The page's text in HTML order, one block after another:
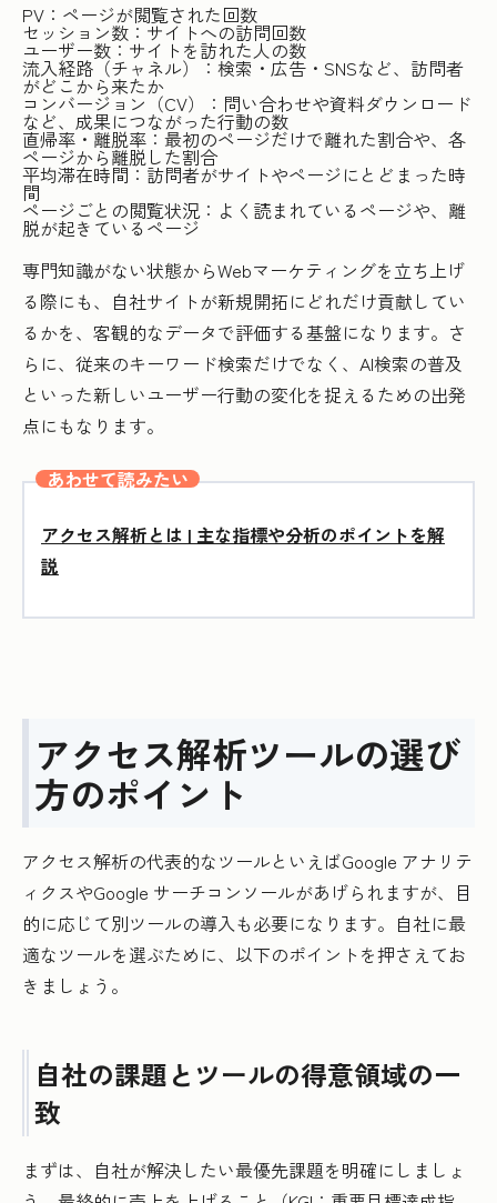
PV：ページが閲覧された回数
セッション数：サイトへの訪問回数
ユーザー数：サイトを訪れた人の数
流入経路（チャネル）：検索・広告・SNSなど、訪問者
がどこから来たか
コンバージョン（CV）：問い合わせや資料ダウンロード
など、成果につながった行動の数
直帰率・離脱率：最初のページだけで離れた割合や、各
ページから離脱した割合
平均滞在時間：訪問者がサイトやページにとどまった時
間
ページごとの閲覧状況：よく読まれているページや、離
脱が起きているページ
専門知識がない状態からWebマーケティングを立ち上げ
る際にも、自社サイトが新規開拓にどれだけ貢献してい
るかを、客観的なデータで評価する基盤になります。さ
らに、従来のキーワード検索だけでなく、AI検索の普及
といった新しいユーザー行動の変化を捉えるための出発
点にもなります。
あわせて読みたい
アクセス解析とは | 主な指標や分析のポイントを解
説
アクセス解析ツールの選び
方のポイント
アクセス解析の代表的なツールといえばGoogle アナリテ
ィクスやGoogle サーチコンソールがあげられますが、目
的に応じて別ツールの導入も必要になります。自社に最
適なツールを選ぶために、以下のポイントを押さえてお
きましょう。
自社の課題とツールの得意領域の一
致
まずは、自社が解決したい最優先課題を明確にしましょ